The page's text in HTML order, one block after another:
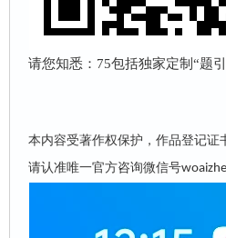
请您知悉：75包括独家定制“题
本内容受著作权保护，作品登记证
请认准唯一官方咨询微信号